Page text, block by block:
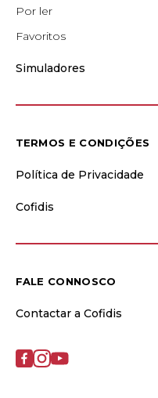
Por ler
Favoritos
Simuladores
TERMOS E CONDIÇÕES
Política de Privacidade
Cofidis
FALE CONNOSCO
Contactar a Cofidis